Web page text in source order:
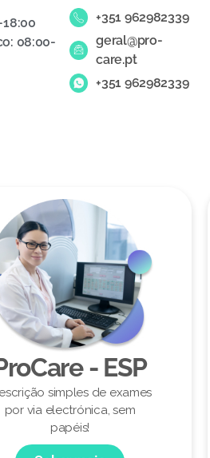
08:00-
+351 962982339
geral@pro-
care.pt
+351 962982339
- ESP
simples de exames
por via electrónica, sem
papéis!